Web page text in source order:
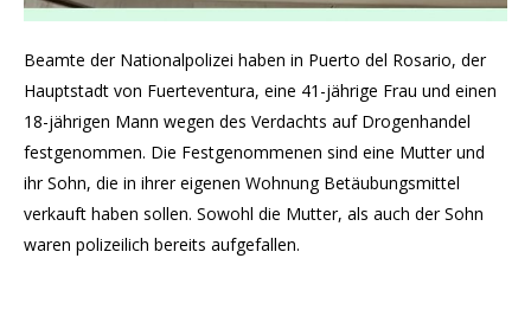
Beamte der Nationalpolizei haben in Puerto del Rosario, der
Hauptstadt von Fuerteventura, eine 41-jährige Frau und einen
18-jährigen Mann wegen des Verdachts auf Drogenhandel
festgenommen. Die Festgenommenen sind eine Mutter und
ihr Sohn, die in ihrer eigenen Wohnung Betäubungsmittel
verkauft haben sollen. Sowohl die Mutter, als auch der Sohn
waren polizeilich bereits aufgefallen.